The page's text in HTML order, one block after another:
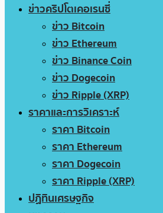
ข่าวคริปโตเคอเรนซี่
ข่าว Bitcoin
ข่าว Ethereum
ข่าว Binance Coin
ข่าว Dogecoin
ข่าว Ripple (XRP)
ราคาและการวิเคราะห์
ราคา Bitcoin
ราคา Ethereum
ราคา Dogecoin
ราคา Ripple (XRP)
ปฏิทินเศรษฐกิจ